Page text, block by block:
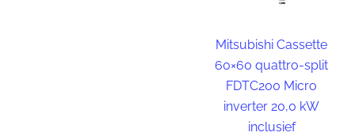
Mitsubishi Cassette
60×60 quattro-split
FDTC200 Micro
inverter 20,0 kW
inclusief